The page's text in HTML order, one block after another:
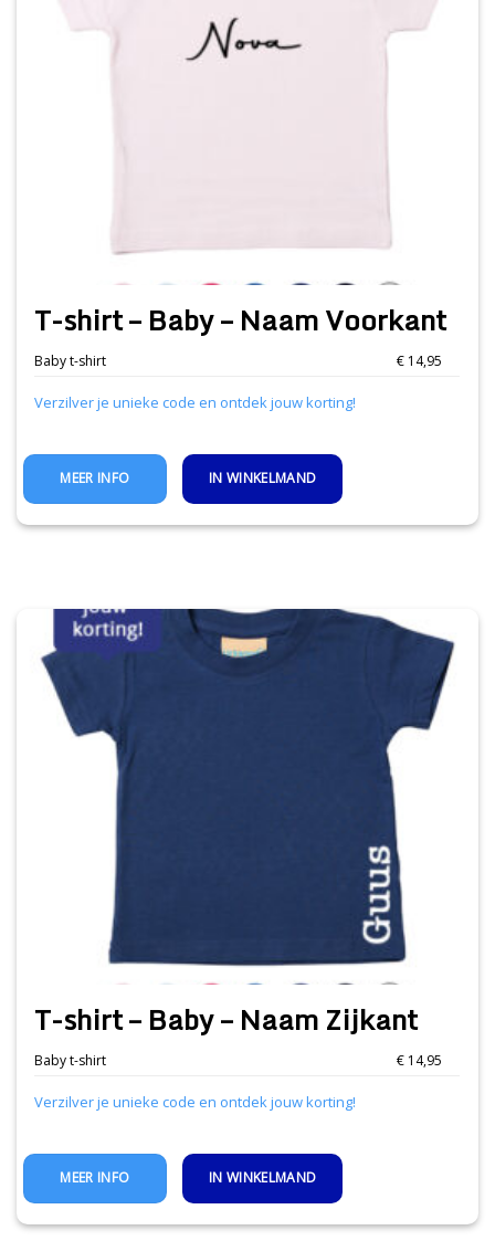
T-shirt – Baby – Naam Voorkant
Baby t-shirt € 14,95
Verzilver je unieke code en ontdek jouw korting!
IN WINKELMAND
MEER INFO
T-shirt – Baby – Naam Zijkant
Baby t-shirt € 14,95
Verzilver je unieke code en ontdek jouw korting!
IN WINKELMAND
MEER INFO